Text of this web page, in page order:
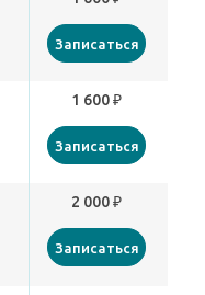
Записаться
1 600 ₽
Записаться
2 000 ₽
Записаться